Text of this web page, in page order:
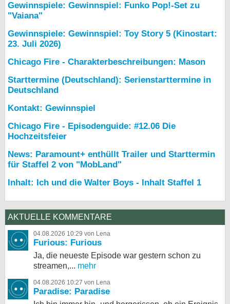
Gewinnspiele: Gewinnspiel: Funko Pop!-Set zu
"Vaiana"
Gewinnspiele: Gewinnspiel: Toy Story 5 (Kinostart:
23. Juli 2026)
Chicago Fire - Charakterbeschreibungen: Mason
Starttermine (Deutschland): Serienstarttermine in
Deutschland
Kontakt: Gewinnspiel
Chicago Fire - Episodenguide: #12.06 Die
Hochzeitsfeier
News: Paramount+ enthüllt Trailer und Starttermin
für Staffel 2 von "MobLand"
Inhalt: Ich und die Walter Boys - Inhalt Staffel 1
AKTUELLE KOMMENTARE
04.08.2026 10:29 von Lena
Furious: Furious
Ja, die neueste Episode war gestern schon zu
streamen,... mehr
04.08.2026 10:27 von Lena
Paradise: Paradise